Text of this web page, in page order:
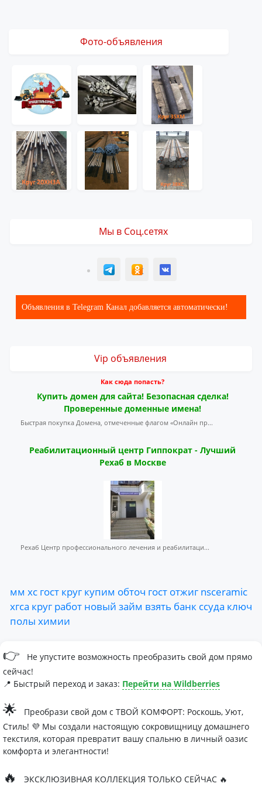
Фото-объявления
Мы в Соц.сетях
T ОК ВК
Объявления в Telegram Канал добавляется автоматически!
Vip объявления
Как сюда попасть?
Купить домен для сайта! Безопасная сделка!
Проверенные доменные имена!
Быстрая покупка Домена, отмеченные флагом «Онлайн пр...
Реабилитационный центр Гиппократ - Лучший
Рехаб в Москве
Рехаб Центр профессионального лечения и реабилитаци...
мм хс гост круг купим обточ гост отжиг nsceramic
хгса круг работ новый займ взять банк ссуда ключ
полы химии
👉
Не упустите возможность преобразить свой дом прямо
сейчас!
📍 Быстрый переход и заказ: Перейти на Wildberries
🌟
Преобрази свой дом с ТВОЙ КОМФОРТ: Роскошь, Уют,
Стиль! 💜 Мы создали настоящую сокровищницу домашнего
текстиля, которая превратит вашу спальню в личный оазис
комфорта и элегантности!
🔥 ЭКСКЛЮЗИВНАЯ КОЛЛЕКЦИЯ ТОЛЬКО СЕЙЧАС 🔥